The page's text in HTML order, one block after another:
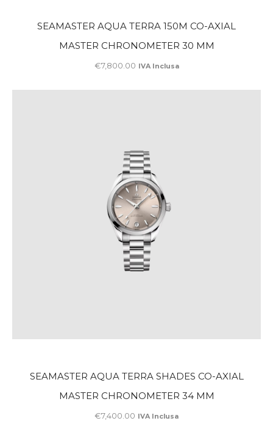
SEAMASTER AQUA TERRA 150M CO-AXIAL
MASTER CHRONOMETER 30 MM
€7,800 00 IVA Inclusa
SEAMASTER AQUA TERRA SHADES CO-AXIAL
MASTER CHRONOMETER 34 MM
€7,400 00 IVA Inclusa